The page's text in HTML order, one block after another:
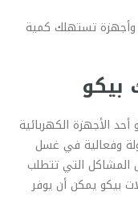
وأجهزة تستهلك كمية
بيكو
الأجهزة الكهربائية
وفعالية في غسل
التي تتطلب
بيكو يمكن أن يوفر